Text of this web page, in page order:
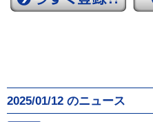
2025/01/12 のニュース